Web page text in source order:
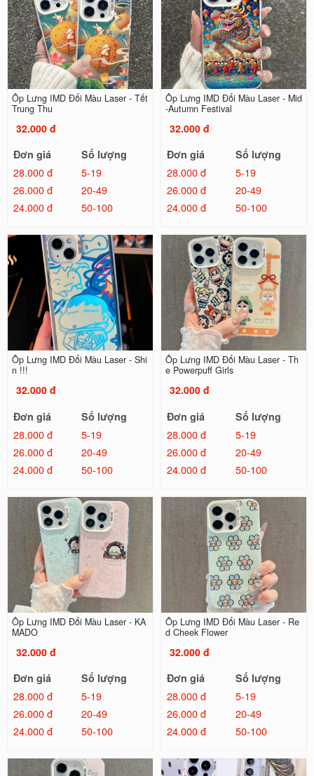
Ốp Lưng IMD Đổi Màu Laser - Tết
Trung Thu
32.000 đ
Đơn giá
Số lượng
28.000 đ
5-19
26.000 đ
20-49
24.000 đ
50-100
Ốp Lưng IMD Đổi Màu Laser - Mid
-Autumn Festival
32.000 đ
Đơn giá
Số lượng
28.000 đ
5-19
26.000 đ
20-49
24.000 đ
50-100
Ốp Lưng IMD Đổi Màu Laser - Shi
n !!!
32.000 đ
Đơn giá
Số lượng
28.000 đ
5-19
26.000 đ
20-49
24.000 đ
50-100
Ốp Lưng IMD Đổi Màu Laser - Th
e Powerpuff Girls
32.000 đ
Đơn giá
Số lượng
28.000 đ
5-19
26.000 đ
20-49
24.000 đ
50-100
Ốp Lưng IMD Đổi Màu Laser - KA
MADO
32.000 đ
Đơn giá
Số lượng
28.000 đ
5-19
26.000 đ
20-49
24.000 đ
50-100
Ốp Lưng IMD Đổi Màu Laser - Re
d Cheek Flower
32.000 đ
Đơn giá
Số lượng
28.000 đ
5-19
26.000 đ
20-49
24.000 đ
50-100